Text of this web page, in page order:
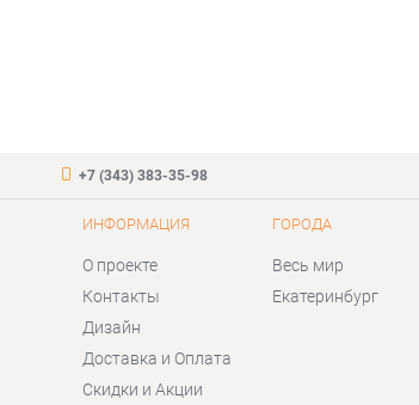
+7 (343) 383-35-98
ИНФОРМАЦИЯ
О проекте
Контакты
Дизайн
Доставка и Оплата
Скидки и Акции
ГОРОДА
Весь мир
Екатеринбург